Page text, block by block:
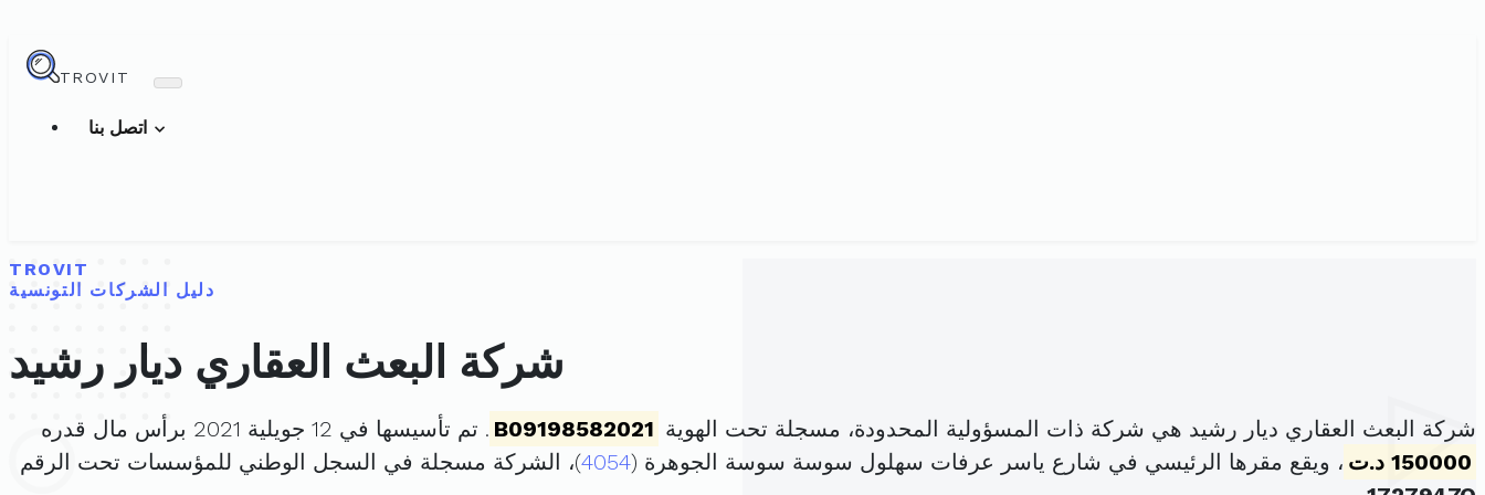
TROVIT
TROVIT
دليل الشركات التونسية
شركة البعث العقاري ديار رشيد
شركة البعث العقاري ديار رشيد هي شركة ذات المسؤولية المحدودة، مسجلة تحت الهوية B09198582021 . تم تأسيسها في 12 جويلية 2021 برأس مال قدره
150000 د.ت
، ويقع مقرها الرئيسي في شارع ياسر عرفات سهلول سوسة سوسة الجوهرة (4054)، الشركة مسجلة في السجل الوطني للمؤسسات تحت الرقم